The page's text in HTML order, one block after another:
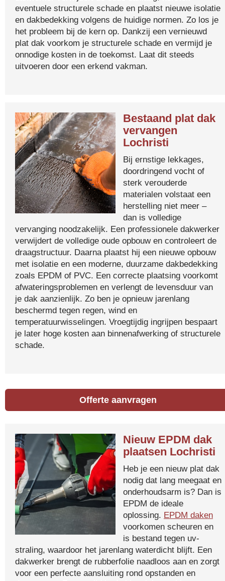
eventuele structurele schade en plaatst nieuwe isolatie
en dakbedekking volgens de huidige normen. Zo los je
het probleem bij de kern op. Dankzij een vernieuwd
plat dak voorkom je structurele schade en vermijd je
onnodige kosten in de toekomst. Laat dit steeds
uitvoeren door een erkend vakman.
Bestaand plat dak
vervangen
Lochristi
Bij ernstige lekkages,
doordringend vocht of
sterk verouderde
materialen volstaat een
herstelling niet meer –
dan is volledige
vervanging noodzakelijk. Een professionele dakwerker
verwijdert de volledige oude opbouw en controleert de
draagstructuur. Daarna plaatst hij een nieuwe opbouw
met isolatie en een moderne, duurzame dakbedekking
zoals EPDM of PVC. Een correcte plaatsing voorkomt
afwateringsproblemen en verlengt de levensduur van
je dak aanzienlijk. Zo ben je opnieuw jarenlang
beschermd tegen regen, wind en
temperatuurwisselingen. Vroegtijdig ingrijpen bespaart
je later hoge kosten aan binnenafwerking of structurele
schade.
Offerte aanvragen
Nieuw EPDM dak
plaatsen Lochristi
Heb je een nieuw plat dak
nodig dat lang meegaat en
onderhoudsarm is? Dan is
EPDM de ideale
oplossing. EPDM daken
voorkomen scheuren en
is bestand tegen uv-
straling, waardoor het jarenlang waterdicht blijft. Een
dakwerker brengt de rubberfolie naadloos aan en zorgt
voor een perfecte aansluiting rond opstanden en